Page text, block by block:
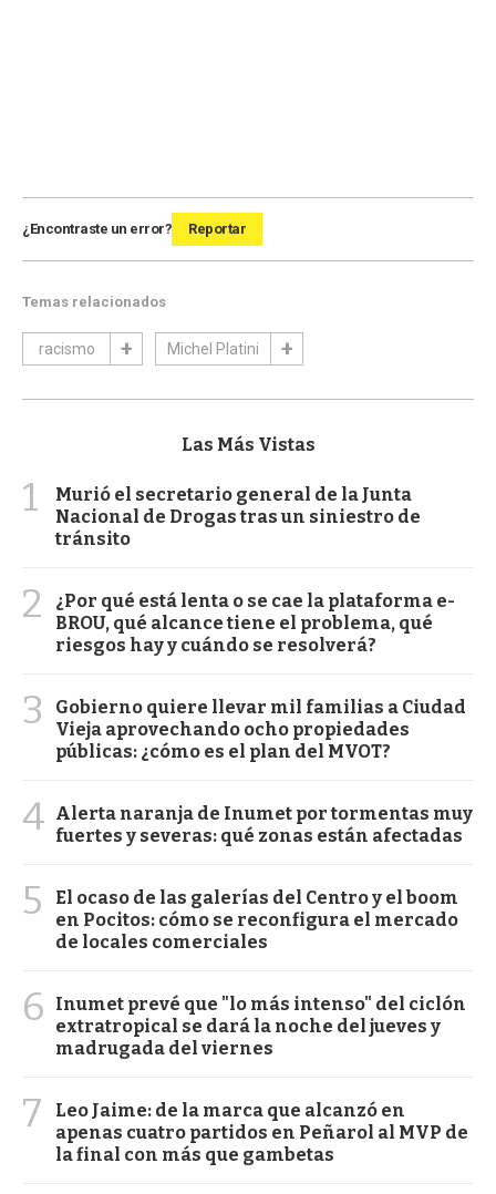
¿Encontraste un error? Reportar
Temas relacionados
racismo Michel Platini
Las Más Vistas
1
Murió el secretario general de la Junta
Nacional de Drogas tras un siniestro de
tránsito
2
¿Por qué está lenta o se cae la plataforma e-
BROU, qué alcance tiene el problema, qué
riesgos hay y cuándo se resolverá?
3
Gobierno quiere llevar mil familias a Ciudad
Vieja aprovechando ocho propiedades
públicas: ¿cómo es el plan del MVOT?
4 Alerta naranja de Inumet por tormentas muy
fuertes y severas: qué zonas están afectadas
5
El ocaso de las galerías del Centro y el boom
en Pocitos: cómo se reconfigura el mercado
de locales comerciales
6
Inumet prevé que "lo más intenso" del ciclón
extratropical se dará la noche del jueves y
madrugada del viernes
7
Leo Jaime: de la marca que alcanzó en
apenas cuatro partidos en Peñarol al MVP de
la final con más que gambetas